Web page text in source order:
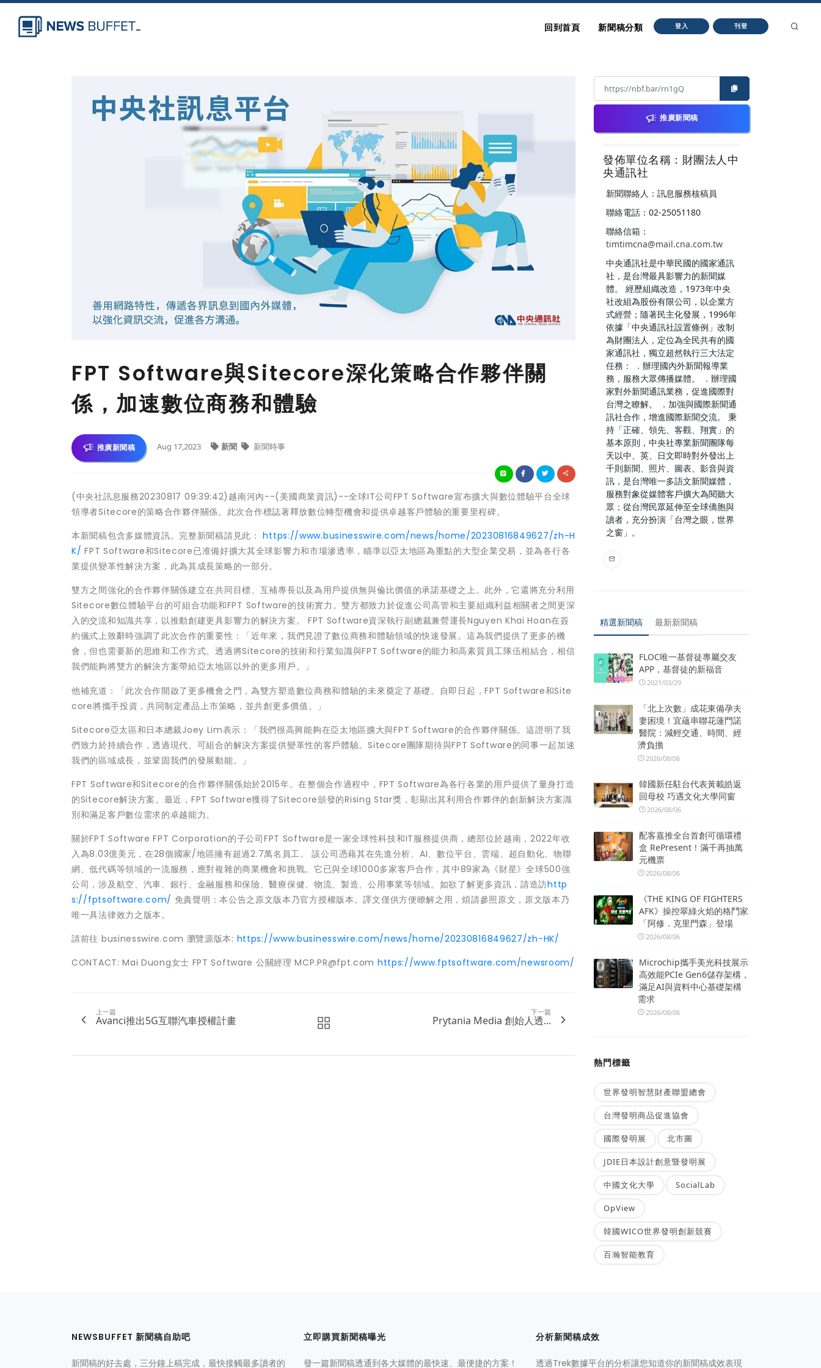
回到首頁 新聞稿分類 登入 刊登
FPT Software與Sitecore深化策略合作夥伴關
係，加速數位商務和體驗
推廣新聞稿 Aug 17,2023 新聞 新聞時事
(中央社訊息服務20230817 09:39:42)越南河內--(美國商業資訊)--全球IT公司FPT Software宣布擴大與數位體驗平台全球
領導者Sitecore的策略合作夥伴關係。此次合作標誌著釋放數位轉型機會和提供卓越客戶體驗的重要里程碑。
本新聞稿包含多媒體資訊。完整新聞稿請見此：https://www.businesswire.com/news/home/20230816849627/zh-H
K/ FPT Software和Sitecore已准備好擴大其全球影響力和市場滲透率，瞄準以亞太地區為重點的大型企業交易，並為各行各
業提供變革性解決方案，此為其成長策略的一部分。
雙方之間強化的合作夥伴關係建立在共同目標、互補專長以及為用戶提供無與倫比價值的承諾基礎之上。此外，它還將充分利用
Sitecore數位體驗平台的可組合功能和FPT Software的技術實力。雙方都致力於促進公司高管和主要組織利益相關者之間更深
入的交流和知識共享，以推動創建更具影響力的解決方案。 FPT Software資深執行副總裁兼營運長Nguyen Khai Hoan在簽
約儀式上致辭時強調了此次合作的重要性：「近年來，我們見證了數位商務和體驗領域的快速發展。這為我們提供了更多的機
會，但也需要新的思維和工作方式。透過將Sitecore的技術和行業知識與FPT Software的能力和高素質員工隊伍相結合，相信
我們能夠將雙方的解決方案帶給亞太地區以外的更多用戶。」
他補充道：「此次合作開啟了更多機會之門，為雙方塑造數位商務和體驗的未來奠定了基礎。自即日起，FPT Software和Site
core將攜手投資，共同制定產品上市策略，並共創更多價值。」
Sitecore亞太區和日本總裁Joey Lim表示：「我們很高興能夠在亞太地區擴大與FPT Software的合作夥伴關係。這證明了我
們致力於持續合作，透過現代、可組合的解決方案提供變革性的客戶體驗。Sitecore團隊期待與FPT Software的同事一起加速
我們的區域成長，並鞏固我們的發展動能。」
FPT Software和Sitecore的合作夥伴關係始於2015年。在整個合作過程中，FPT Software為各行各業的用戶提供了量身打造
的Sitecore解決方案。最近，FPT Software獲得了Sitecore頒發的Rising Star獎，彰顯出其利用合作夥伴的創新解決方案識
別和滿足客戶數位需求的卓越能力。
關於FPT Software FPT Corporation的子公司FPT Software是一家全球性科技和IT服務提供商，總部位於越南，2022年收
入為8.03億美元，在28個國家/地區擁有超過2.7萬名員工。 該公司憑藉其在先進分析、AI、數位平台、雲端、超自動化、物聯
網、低代碼等領域的一流服務，應對複雜的商業機會和挑戰。它已與全球1000多家客戶合作，其中89家為《財星》全球500強
公司，涉及航空、汽車、銀行、金融服務和保險、醫療保健、物流、製造、公用事業等領域。如欲了解更多資訊，請造訪http
s://fptsoftware.com/ 免責聲明：本公告之原文版本乃官方授權版本。譯文僅供方便瞭解之用，煩請參照原文，原文版本乃
唯一具法律效力之版本。
請前往 businesswire.com 瀏覽源版本: https://www.businesswire.com/news/home/20230816849627/zh-HK/
CONTACT: Mai Duong女士 FPT Software 公關經理 MCP.PR@fpt.com https://www.fptsoftware.com/newsroom/
上一篇
Avanci推出5G互聯汽車授權計畫
下一篇
Prytania Media 創始人透...
推廣新聞稿
發佈單位名稱：財團法人中
央通訊社
新聞聯絡人：訊息服務核稿員
聯絡電話：02-25051180
聯絡信箱：
timtimcna@mail.cna.com.tw
中央通訊社是中華民國的國家通訊
社，是台灣最具影響力的新聞媒
體。 經歷組織改造，1973年中央
社改組為股份有限公司，以企業方
式經營；隨著民主化發展，1996年
依據「中央通訊社設置條例」改制
為財團法人，定位為全民共有的國
家通訊社，獨立超然執行三大法定
任務： ．辦理國內外新聞報導業
務，服務大眾傳播媒體。 ．辦理國
家對外新聞通訊業務，促進國際對
台灣之瞭解。 ．加強與國際新聞通
訊社合作，增進國際新聞交流。 秉
持「正確、領先、客觀、翔實」的
基本原則，中央社專業新聞團隊每
天以中、英、日文即時對外發出上
千則新聞、照片、圖表、影音與資
訊，是台灣唯一多語文新聞媒體，
服務對象從媒體客戶擴大為閱聽大
眾；從台灣民眾延伸至全球僑胞與
讀者，充分扮演「台灣之眼，世界
之窗」。
精選新聞稿 最新新聞稿
FLOC唯一基督徒專屬交友
APP，基督徒的新福音
2021/03/29
「北上次數」成花東備孕夫
妻困境！宜蘊串聯花蓮門諾
醫院：減輕交通、時間、經
濟負擔
2026/08/06
韓國新任駐台代表黃載皓返
回母校 巧遇文化大學同窗
2026/08/06
配客嘉推全台首創可循環禮
盒 RePresent！滿千再抽萬
元機票
2026/08/06
《THE KING OF FIGHTERS
AFK》操控翠綠火焰的格鬥家
「阿修．克里門森」登場
2026/08/06
Microchip攜手美光科技展示
高效能PCIe Gen6儲存架構，
滿足AI與資料中心基礎架構
需求
2026/08/06
熱門標籤
世界發明智慧財產聯盟總會
台灣發明商品促進協會
國際發明展 北市圖
JDIE日本設計創意暨發明展
中國文化大學 SocialLab
OpView
韓國WICO世界發明創新競賽
百瀚智能教育
NEWSBUFFET 新聞稿自助吧
新聞稿的好去處，三分鐘上稿完成，最快接觸最多讀者的
立即購買新聞稿曝光
發一篇新聞稿透通到各大媒體的最快速、最便捷的方案！
分析新聞稿成效
透過Trek數據平台的分析讓您知道你的新聞稿成效表現